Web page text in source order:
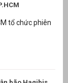
tổ chức phiên